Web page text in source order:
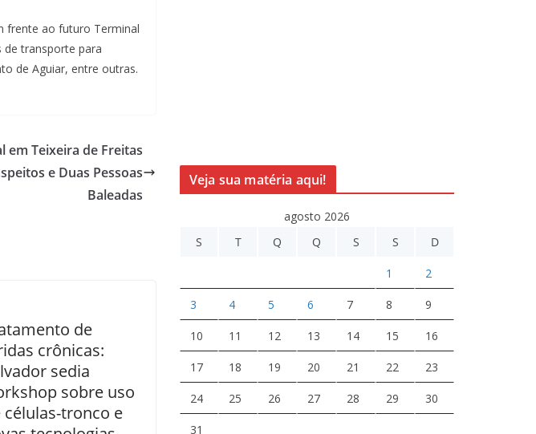
frente ao futuro Terminal
de transporte para
de Aguiar, entre outras.
em Teixeira de Freitas
e Duas Pessoas
Baleadas
de
crônicas:
sedia
sobre uso
células-tronco e
Veja sua matéria aqui!
agosto 2026
S
T Q Q S S D
1 2
3 4 5 6 7 8 9
10 11 12 13 14 15 16
17 18 19 20 21 22 23
24 25 26 27 28 29 30
31